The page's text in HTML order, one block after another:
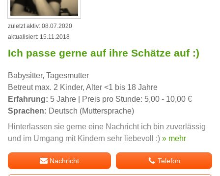
zuletzt aktiv: 08.07.2020
aktualisiert: 15.11.2018
Ich passe gerne auf ihre Schätze auf :)
Babysitter, Tagesmutter
Betreut max. 2 Kinder, Alter <1 bis 18 Jahre
Erfahrung: 5 Jahre | Preis pro Stunde: 5,00 - 10,00 €
Sprachen: Deutsch (Muttersprache)
Hinterlassen sie gerne eine Nachricht ich bin zuverlässig
und im Umgang mit Kindern sehr liebevoll :) » mehr
Nachricht Telefon